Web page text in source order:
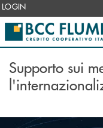
Salta al contenuto principale
LOGIN
Supporto sui